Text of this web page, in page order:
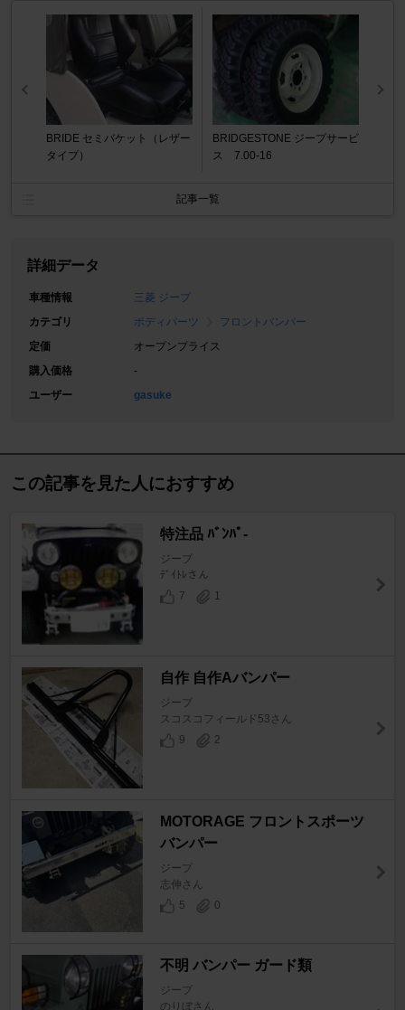
BRIDE セミバケット（レザー
タイプ）
BRIDGESTONE ジープサービ
ス 7.00-16
記事一覧
詳細データ
車種情報
三菱 ジープ
カテゴリ
ボディパーツ
フロントバンパー
定価
オープンプライス
購入価格
-
ユーザー
gasuke
この記事を見た人におすすめ
特注品 ﾊﾞﾝﾊﾟ-
ジープ
ﾃﾞｲﾄﾚさん
7
1
自作 自作Aバンパー
ジープ
スコスコフィールド53さん
9
2
MOTORAGE フロントスポーツ
バンパー
ジープ
志伸さん
5
0
不明 バンパー ガード類
ジープ
のりぼさん